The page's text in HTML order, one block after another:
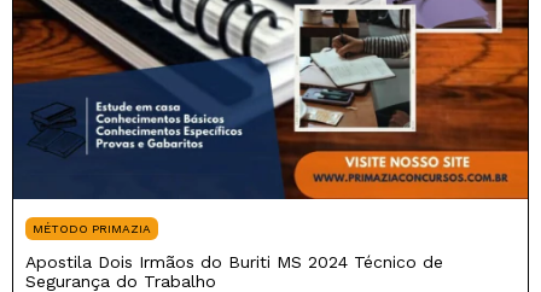
MÉTODO PRIMAZIA
Apostila Dois Irmãos do Buriti MS 2024 Técnico de
Segurança do Trabalho